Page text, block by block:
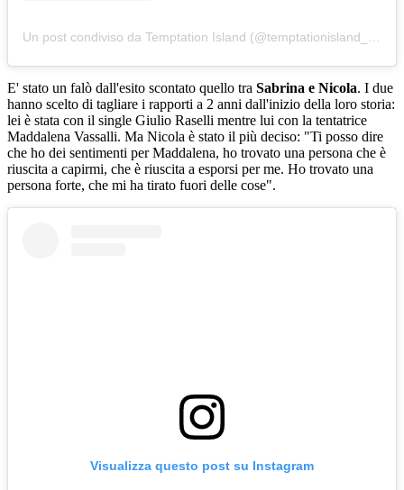
E' stato un falò dall'esito scontato quello tra Sabrina e Nicola. I due
hanno scelto di tagliare i rapporti a 2 anni dall'inizio della loro storia:
lei è stata con il single Giulio Raselli mentre lui con la tentatrice
Maddalena Vassalli. Ma Nicola è stato il più deciso: "Ti posso dire
che ho dei sentimenti per Maddalena, ho trovato una persona che è
riuscita a capirmi, che è riuscita a esporsi per me. Ho trovato una
persona forte, che mi ha tirato fuori delle cose".
Visualizza questo post su Instagram